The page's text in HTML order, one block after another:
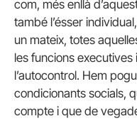
com, més enllà
també l’ésser
un mateix, totes
les funcions executives
l’autocontrol. Hem
condicionants socials,
compte i que de